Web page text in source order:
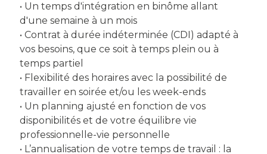
• Un temps d'intégration en binôme allant
d'une semaine à un mois
• Contrat à durée indéterminée (CDI) adapté à
vos besoins, que ce soit à temps plein ou à
temps partiel
• Flexibilité des horaires avec la possibilité de
travailler en soirée et/ou les week-ends
• Un planning ajusté en fonction de vos
disponibilités et de votre équilibre vie
professionnelle-vie personnelle
• L’annualisation de votre temps de travail : la